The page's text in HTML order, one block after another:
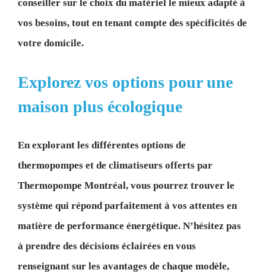
conseiller sur le choix du matériel le mieux adapté à
vos besoins, tout en tenant compte des spécificités de
votre domicile.
Explorez vos options pour une
maison plus écologique
En explorant les différentes options de
thermopompes et de climatiseurs offerts par
Thermopompe Montréal, vous pourrez trouver le
système qui répond parfaitement à vos attentes en
matière de performance énergétique. N’hésitez pas
à prendre des décisions éclairées en vous
renseignant sur les avantages de chaque modèle,